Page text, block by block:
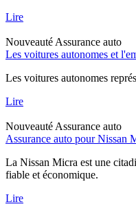
Lire
Nouveauté Assurance auto
Les voitures autonomes et
Les voitures autonomes
Lire
Nouveauté Assurance auto
Assurance auto pour Nissan
La Nissan Micra est une
fiable et économique.
Lire